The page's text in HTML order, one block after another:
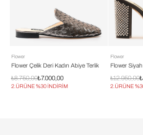
Flower
Flower Çelik Deri Kadın Abiye Terlik
₺7.000,00
₺8.750,00
2.ÜRÜNE %30 İNDİRİM
Flower
Flower Siyah
₺12.950,00
2.ÜRÜNE